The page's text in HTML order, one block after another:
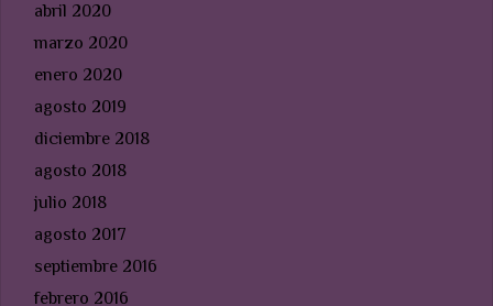
abril 2020
marzo 2020
enero 2020
agosto 2019
diciembre 2018
agosto 2018
julio 2018
agosto 2017
septiembre 2016
febrero 2016